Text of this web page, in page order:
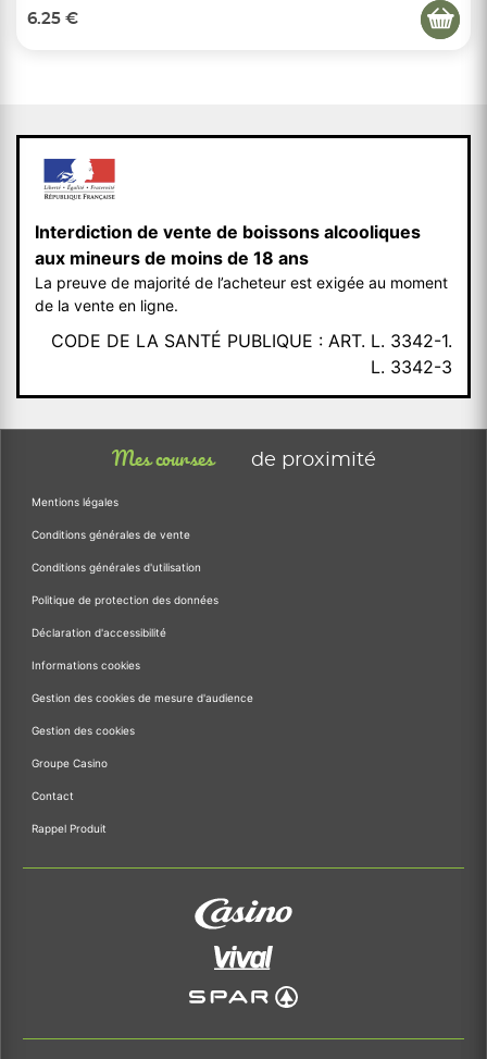
6.25 €
Interdiction de vente de boissons alcooliques
aux mineurs de moins de 18 ans
La preuve de majorité de l’acheteur est exigée au moment
de la vente en ligne.
CODE DE LA SANTÉ PUBLIQUE : ART. L. 3342-1.
L. 3342-3
Mes courses de proximité
Mentions légales
Conditions générales de vente
Conditions générales d'utilisation
Politique de protection des données
Déclaration d'accessibilité
Informations cookies
Gestion des cookies de mesure d'audience
Gestion des cookies
Groupe Casino
Contact
Rappel Produit